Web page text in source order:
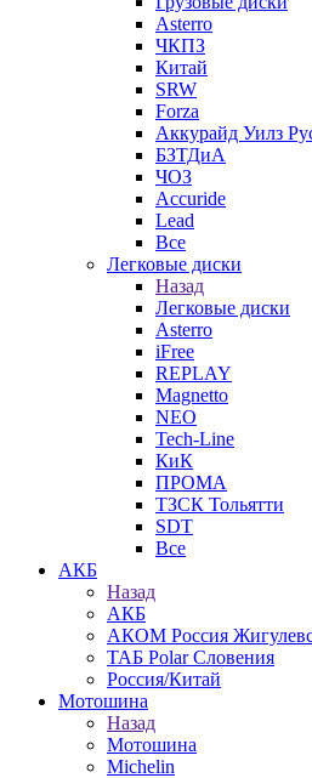
Asterro
ЧКПЗ
Китай
SRW
Forza
Аккурайд Уилз
БЗТДиА
ЧОЗ
Accuride
Lead
Все
Легковые диски
Назад
Легковые диски
Asterro
iFree
REPLAY
Magnetto
NEO
Tech-Line
КиК
ПРОМА
ТЗСК Тольятти
SDT
Все
АКБ
Назад
АКБ
АКОМ Россия
ТАБ Polar Словения
Россия/Китай
Мотошина
Назад
Мотошина
Michelin